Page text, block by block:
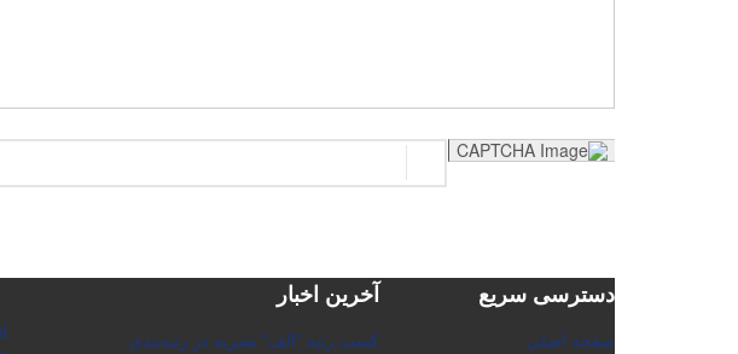
دسترسی سریع
صفحه اصلی
آخرین اخبار
کسب رتبه "الف" نشریه در رتبه‌بندی